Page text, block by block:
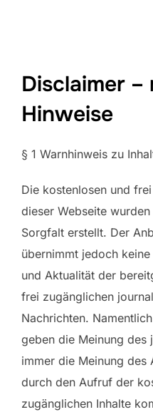
Disclaimer
Hinweise
§ 1 Warnhinweis zu
Die kostenlosen und
dieser Webseite
Sorgfalt erstellt. Der
übernimmt jedoch
und Aktualität der
frei zugänglichen
Nachrichten.
geben die Meinung des
immer die Meinung des
durch den Aufruf der
zugänglichen Inhalte